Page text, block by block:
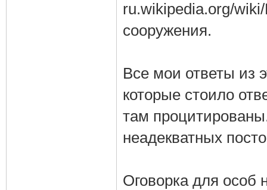
ru.wikipedia.org/
сооружения.
Все мои ответы из
которые стоило
там
неадекватных
Оговорка для особ